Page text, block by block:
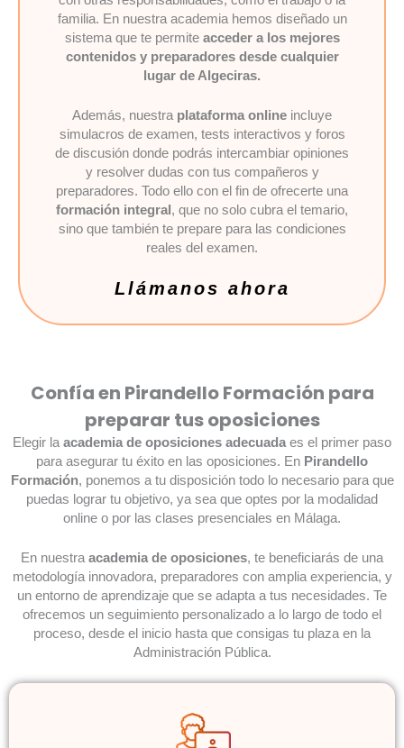
familia. En nuestra academia hemos diseñado un
sistema que te permite acceder a los mejores
contenidos y preparadores desde cualquier
lugar de Algeciras.
Además, nuestra plataforma online incluye
simulacros de examen, tests interactivos y foros
de discusión donde podrás intercambiar opiniones
y resolver dudas con tus compañeros y
preparadores. Todo ello con el fin de ofrecerte una
formación integral , que no solo cubra el temario,
sino que también te prepare para las condiciones
reales del examen.
Llámanos ahora
Confía en Pirandello Formación para
preparar tus oposiciones
Elegir la academia de oposiciones adecuada es el primer paso
para asegurar tu éxito en las oposiciones. En Pirandello
Formación, ponemos a tu disposición todo lo necesario para que
puedas lograr tu objetivo, ya sea que optes por la modalidad
online o por las clases presenciales en Málaga.
En nuestra academia de oposiciones, te beneficiarás de una
metodología innovadora, preparadores con amplia experiencia, y
un entorno de aprendizaje que se adapta a tus necesidades. Te
ofrecemos un seguimiento personalizado a lo largo de todo el
proceso, desde el inicio hasta que consigas tu plaza en la
Administración Pública.